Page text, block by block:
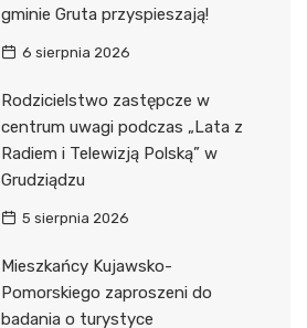
gminie Gruta przyspieszają!
6 sierpnia 2026
Rodzicielstwo zastępcze w
centrum uwagi podczas „Lata z
Radiem i Telewizją Polską” w
Grudziądzu
5 sierpnia 2026
Mieszkańcy Kujawsko-
Pomorskiego zaproszeni do
badania o turystyce